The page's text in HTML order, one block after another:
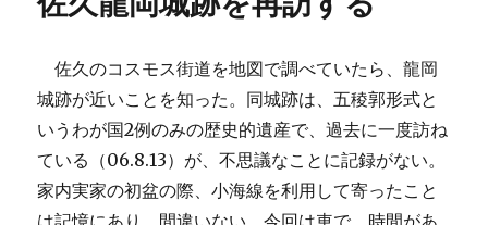
佐久のコスモス街道を地図で調べていたら、龍岡
城跡が近いことを知った。同城跡は、五稜郭形式と
いうわが国2例のみの歴史的遺産で、過去に一度訪ね
ている（06.8.13）が、不思議なことに記録がない。
家内実家の初盆の際、小海線を利用して寄ったこと
は記憶にあり、間違いない。今回は車で、時間があ